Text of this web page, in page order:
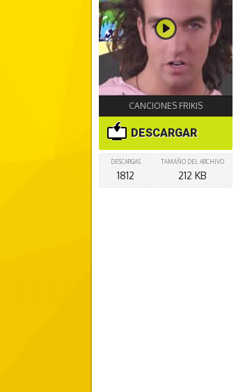
CANCIONES FRIKIS
DESCARGAR
DESCARGAS
1812
TAMAÑO DEL ARCHIVO
212 KB